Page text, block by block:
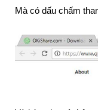
Mà có dấu chấm